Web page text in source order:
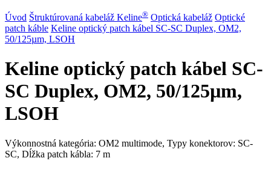
Úvod Štruktúrovaná kabeláž Keline® Optická kabeláž Optické
patch káble Keline optický patch kábel SC-SC Duplex, OM2,
50/125µm, LSOH
Keline optický patch kábel SC-
SC Duplex, OM2, 50/125µm,
LSOH
Výkonnostná kategória: OM2 multimode, Typy konektorov: SC-
SC, Dĺžka patch kábla: 7 m